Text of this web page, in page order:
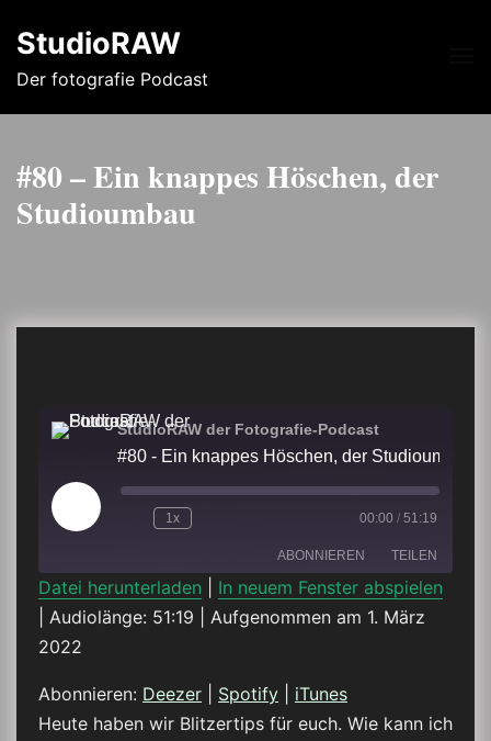
StudioRAW
Der fotografie Podcast
#80 – Ein knappes Höschen, der
Studioumbau
StudioRAW der Fotografie-Podcast
#80 - Ein knappes Höschen, der Studioumbau
Play
Episode
1x 00:00 / 51:19
ABONNIEREN TEILEN
Deezer Spotify
RSS FEED
TEILEN
EMBED
Datei herunterladen
In neuem Fenster abspielen
Audiolänge: 51:19
Aufgenommen am 1. März
2022
Abonnieren: Deezer Spotify
iTunes
Heute haben wir Blitzertips für euch. Wie kann ich